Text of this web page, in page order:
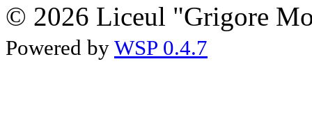
© 2026 Liceul "Grigore
Powered by WSP 0.4.7